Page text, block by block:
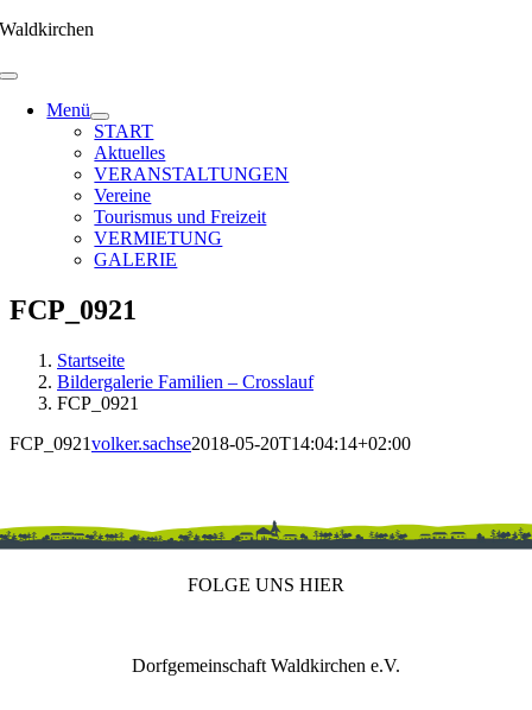
Zum
springen
Waldkirchen
Menü
START
Aktuelles
VERANSTALTUNGEN
Vereine
Tourismus und Freizeit
VERMIETUNG
GALERIE
FCP_0921
Startseite
Bildergalerie Familien – Crosslauf
FCP_0921
FCP_0921volker.sachse2018-05-20T14:04:14+02:00
FOLGE UNS HIER
Dorfgemeinschaft Waldkirchen e.V.